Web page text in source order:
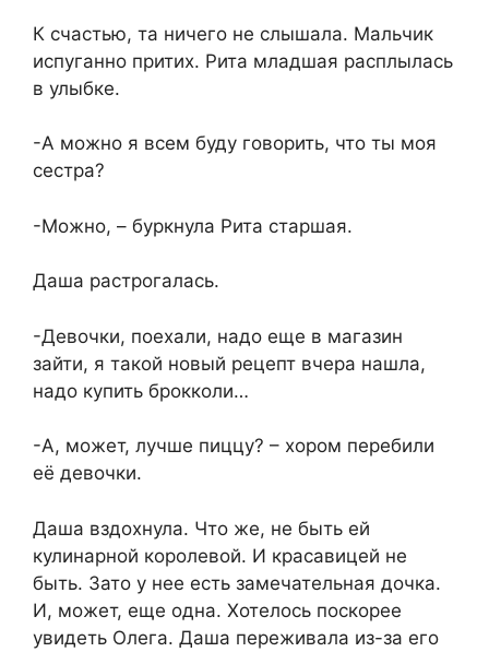
К счастью, та ничего не слышала. Мальчик
испуганно притих. Рита младшая расплылась
в улыбке.
-А можно я всем буду говорить, что ты моя
сестра?
-Можно, – буркнула Рита старшая.
Даша растрогалась.
-Девочки, поехали, надо еще в магазин
зайти, я такой новый рецепт вчера нашла,
надо купить брокколи…
-А, может, лучше пиццу? – хором перебили
её девочки.
Даша вздохнула. Что же, не быть ей
кулинарной королевой. И красавицей не
быть. Зато у нее есть замечательная дочка.
И, может, еще одна. Хотелось поскорее
увидеть Олега. Даша переживала из-за его